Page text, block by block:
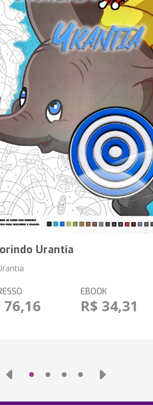
Urantia
76,16
EBOOK
R$ 34,31